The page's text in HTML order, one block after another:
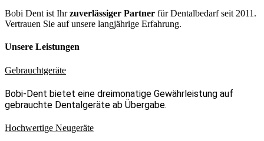
Bobi Dent ist Ihrzuverlässiger Partner für Dentalbedarf seit 2011.
Vertrauen Sie auf unsere langjährige Erfahrung.
Unsere Leistungen
Gebrauchtgeräte
Bobi-Dent bietet eine dreimonatige Gewährleistung auf
gebrauchte Dentalgeräte ab Übergabe.
Hochwertige Neugeräte